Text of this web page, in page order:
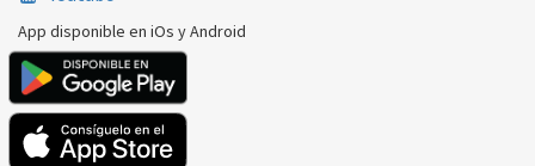
App disponible en iOs y Android